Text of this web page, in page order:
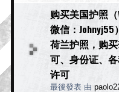
购买美国护照（
微信：Johnyj55
荷兰护照，购
可、身份证、
许可
最後發表 由